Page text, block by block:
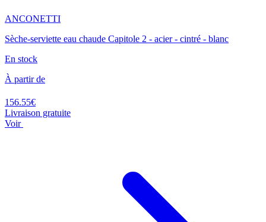
ANCONETTI
Sèche-serviette eau chaude Capitole 2 - acier - cintré - blanc
En stock
À partir de
156.55€
Livraison gratuite
Voir